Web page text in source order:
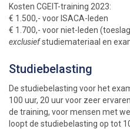
Kosten CGEIT-training 2023:
€ 1.500,- voor ISACA-leden
€ 1.700,- voor niet-leden
exclusiefstudiemateriaal en
Studiebelasting
De studiebelasting voor het
100 uur, 20 uur voor zeer
de training, voor mensen met
loopt de studiebelasting op tot